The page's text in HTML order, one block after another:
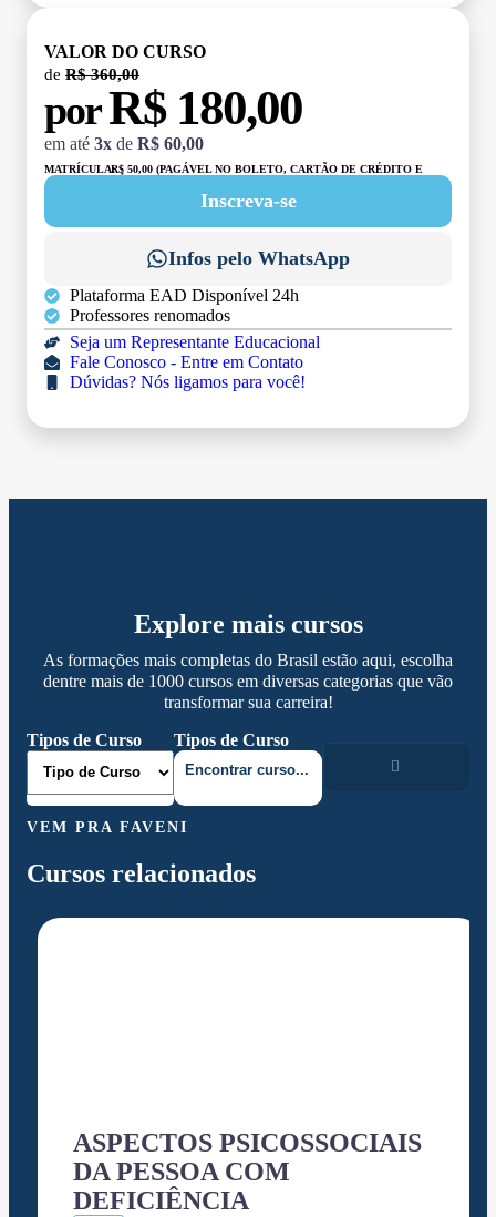
VALOR DO CURSO
de R$ 360,00
porR$ 180,00
em até 3x de R$ 60,00
MATRÍCULA:R$ 50,00 (PAGÁVEL NO BOLETO, CARTÃO DE CRÉDITO E
Inscreva-se
Infos pelo WhatsApp
Plataforma EAD Disponível 24h
Professores renomados
Seja um Representante Educacional
Fale Conosco - Entre em Contato
Dúvidas? Nós ligamos para você!
Explore mais cursos
As formações mais completas do Brasil estão aqui, escolha
dentre mais de 1000 cursos em diversas categorias que vão
transformar sua carreira!
Tipos de Curso
Tipos de Curso
VEM PRA FAVENI
Cursos relacionados
ASPECTOS PSICOSSOCIAIS
DA PESSOA COM
DEFICIÊNCIA